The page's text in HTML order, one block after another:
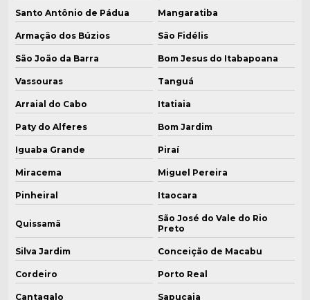
Caldeiras industriais a biomassa
Empresa de caldeira para doces
Empresa de caldeira para doces em mg
Empresa de caldeira farmacêutica
Empresa de caldeira farmacêutica em mg
Empresa de caldeira industrial em mg
Empresa de caldeiras
Equipamentos para caldeira
Santo Antônio de Pádua Mangaratiba
Armação dos Búzios São Fidélis
São João da Barra Bom Jesus do Itabapoana
Vassouras Tanguá
Arraial do Cabo Itatiaia
Paty do Alferes Bom Jardim
Iguaba Grande Piraí
Miracema Miguel Pereira
Pinheiral Itaocara
Quissamã
São José do Vale do Rio
Preto
Silva Jardim Conceição de Macabu
Cordeiro Porto Real
Cantagalo Sapucaia